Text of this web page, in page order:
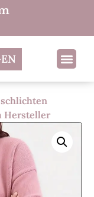
Hersteller